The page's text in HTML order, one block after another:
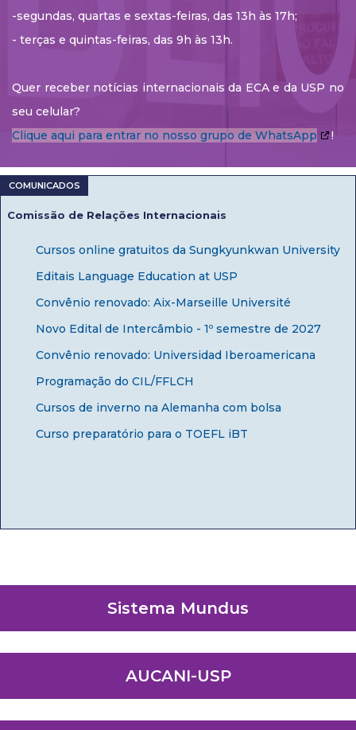
-segundas, quartas e sextas-feiras, das 13h às 17h;
- terças e quintas-feiras, das 9h às 13h.
Quer receber notícias internacionais da ECA e da USP no
seu celular?
Clique aqui para entrar no nosso grupo de WhatsApp
!
Comissão de Relações Internacionais
Cursos online gratuitos da Sungkyunkwan University
Editais Language Education at USP
Convênio renovado: Aix-Marseille Université
Novo Edital de Intercâmbio - 1º semestre de 2027
Convênio renovado: Universidad Iberoamericana
Programação do CIL/FFLCH
Cursos de inverno na Alemanha com bolsa
Curso preparatório para o TOEFL iBT
Sistema Mundus
AUCANI-USP